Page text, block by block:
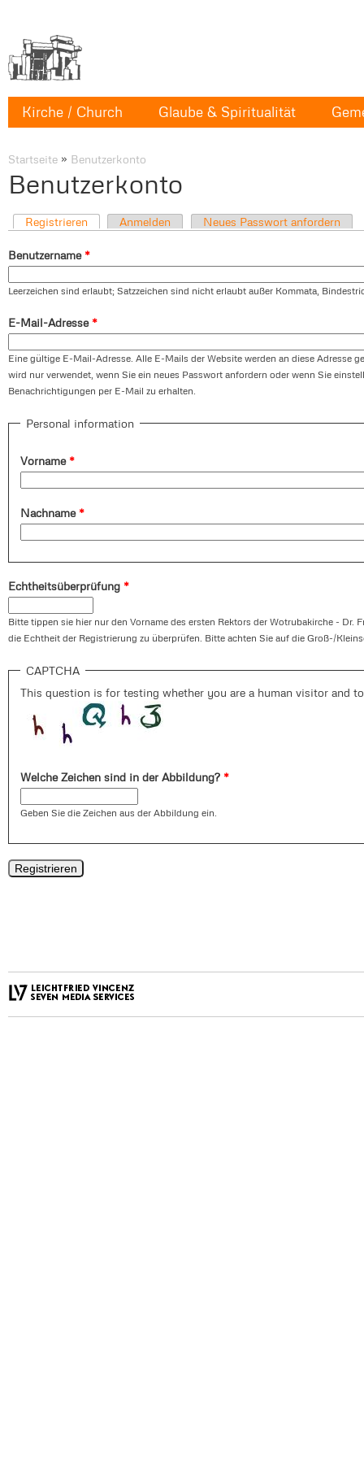
Kirche / Church Glaube & Spiritualität
Startseite » Benutzerkonto
Benutzerkonto
Registrieren Anmelden Neues Passwort anfordern
Benutzername *
Leerzeichen sind erlaubt; Satzzeichen sind nicht erlaubt außer Kommata,
E-Mail-Adresse *
Eine gültige E-Mail-Adresse. Alle E-Mails der Website werden an diese Adresse
wird nur verwendet, wenn Sie ein neues Passwort anfordern oder wenn Sie
Benachrichtigungen per E-Mail zu erhalten.
Personal information
Vorname *
Nachname *
Echtheitsüberprüfung *
Bitte tippen sie hier nur den Vorname des ersten Rektors der Wotrubakirche - Dr.
die Echtheit der Registrierung zu überprüfen. Bitte achten Sie auf die Groß-/
CAPTCHA
This question is for testing whether you are a human visitor and
Welche Zeichen sind in der Abbildung? *
Geben Sie die Zeichen aus der Abbildung ein.